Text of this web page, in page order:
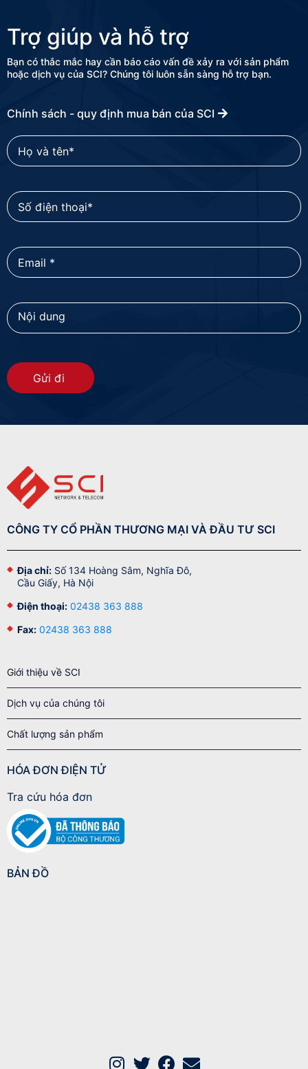
Trợ giúp và hỗ trợ
Bạn có thắc mắc hay cần báo cáo vấn đề xảy ra với sản phẩm
hoặc dịch vụ của SCI? Chúng tôi luôn sẵn sàng hỗ trợ bạn.
Chính sách - quy định mua bán của SCI
Gửi đi
CÔNG TY CỔ PHẦN THƯƠNG MẠI VÀ ĐẦU TƯ SCI
Địa chỉ: Số 134 Hoàng Sâm, Nghĩa Đô,
Cầu Giấy, Hà Nội
Điện thoại: 02438 363 888
Fax: 02438 363 888
Giới thiệu về SCI
Dịch vụ của chúng tôi
Chất lượng sản phẩm
HÓA ĐƠN ĐIỆN TỬ
Tra cứu hóa đơn
BẢN ĐỒ